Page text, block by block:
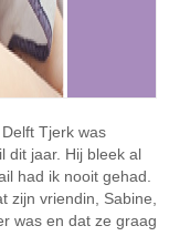
Tjerk was
dit jaar. Hij bleek al
had ik nooit gehad.
zijn vriendin, Sabine,
was en dat ze graag